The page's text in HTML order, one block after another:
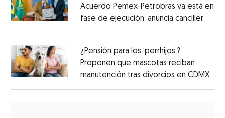
Acuerdo Pemex-Petrobras ya está en
fase de ejecución, anuncia canciller
¿Pensión para los ‘perrhijos’?
Proponen que mascotas reciban
manutención tras divorcios en CDMX